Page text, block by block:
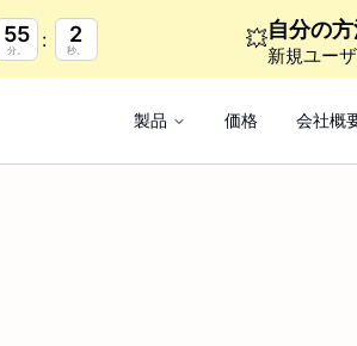
55
分。
1
秒。 💥自分の
新規ユー
製品 価格 会社概